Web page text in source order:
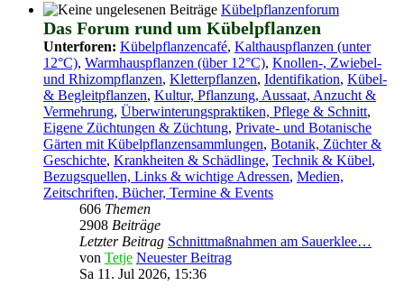
Kübelpflanzenforum
Das Forum rund um Kübelpflanzen
Unterforen: Kübelpflanzencafé, Kalthauspflanzen (unter
12°C), Warmhauspflanzen (über 12°C), Knollen-, Zwiebel-
und Rhizompflanzen, Kletterpflanzen, Identifikation, Kübel-
& Begleitpflanzen, Kultur, Pflanzung, Aussaat, Anzucht &
Vermehrung, Überwinterungspraktiken, Pflege & Schnitt,
Eigene Züchtungen & Züchtung, Private- und Botanische
Gärten mit Kübelpflanzensammlungen, Botanik, Züchter &
Geschichte, Krankheiten & Schädlinge, Technik & Kübel,
Bezugsquellen, Links & wichtige Adressen, Medien,
Zeitschriften, Bücher, Termine & Events
606 Themen
2908 Beiträge
Letzter Beitrag Schnittmaßnahmen am Sauerklee…
von Tetje Neuester Beitrag
Sa 11. Jul 2026, 15:36